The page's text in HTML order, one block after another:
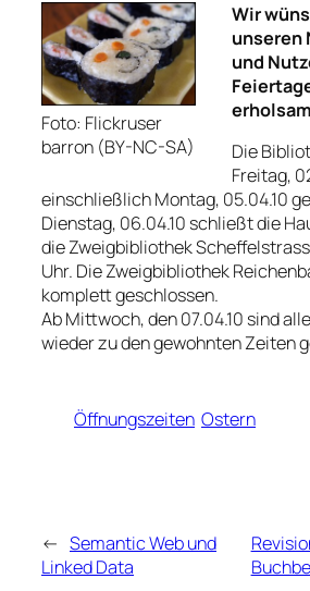
Foto: Flickruser
barron (BY-NC-SA)
Wir
unseren
und
Die
Freitag,
einschließlich Montag, 05.04.10
Dienstag, 06.04.10 schließt die
die Zweigbibliothek
Uhr. Die Zweigbibliothek
komplett geschlossen.
Ab Mittwoch, den 07.04.10 sind
wieder zu den gewohnten Zeiten
Öffnungszeiten Ostern
← Semantic Web und
Linked Data